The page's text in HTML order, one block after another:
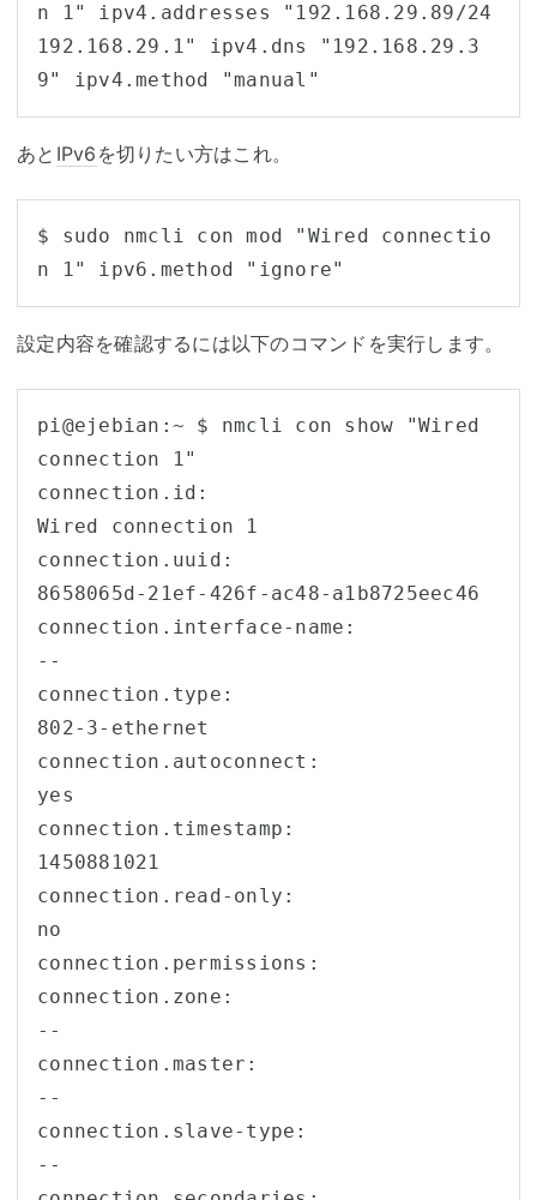
n 1" ipv4.addresses "192.168.29.89/24
192.168.29.1" ipv4.dns "192.168.29.3
9" ipv4.method "manual"
あと IPv6 を切りたい方はこれ。
$ sudo nmcli con mod "Wired connectio
n 1" ipv6.method "ignore"
設定内容を確認するには以下のコマンドを実行します。
pi@ejebian:~ $ nmcli con show "Wired
connection 1"
connection.id:
Wired connection 1
connection.uuid:
8658065d-21ef-426f-ac48-a1b8725eec46
connection.interface-name:
--
connection.type:
802-3-ethernet
connection.autoconnect:
yes
connection.timestamp:
1450881021
connection.read-only:
no
connection.permissions:
connection.zone:
--
connection.master:
--
connection.slave-type:
--